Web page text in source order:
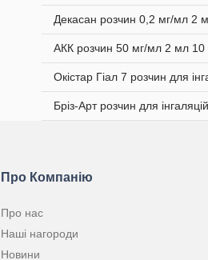
Декасан розчин 0,2 мг/мл 2
АКК розчин 50 мг/мл 2 мл 10
Окістар Гіал 7 розчин для
Бріз-Арт розчин для
Про Компанію
Про нас
Наші нагороди
Новини